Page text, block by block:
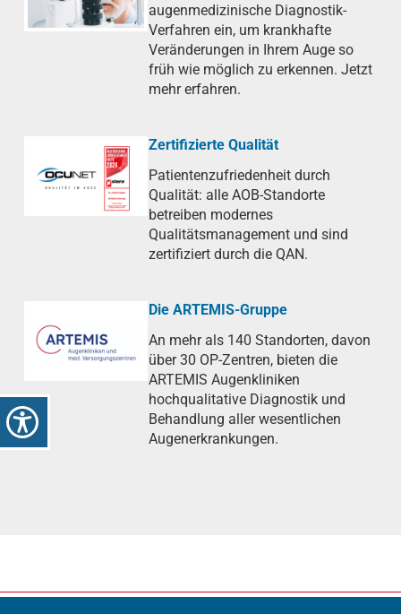
augenmedizinische Diagnostik-
Verfahren ein, um krankhafte
Veränderungen in Ihrem Auge so
früh wie möglich zu erkennen. Jetzt
mehr erfahren.
Zertifizierte Qualität
Patientenzufriedenheit durch
Qualität: alle AOB-Standorte
betreiben modernes
Qualitätsmanagement und sind
zertifiziert durch die QAN.
Die ARTEMIS-Gruppe
An mehr als 140 Standorten, davon
über 30 OP-Zentren, bieten die
ARTEMIS Augenkliniken
hochqualitative Diagnostik und
Behandlung aller wesentlichen
Augenerkrankungen.